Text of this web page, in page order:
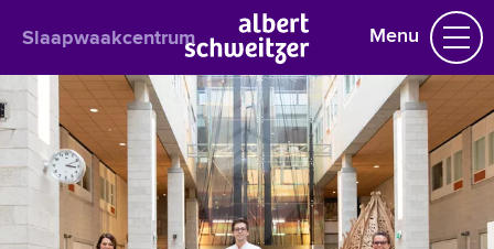
Slaapwaakcentrum Menu
Slaapwaakcentrum
Praktische informatie
Het behandelteam
W.J.B. (Wouter) Blox
A.J.G. (Alexia) Magro-Meli